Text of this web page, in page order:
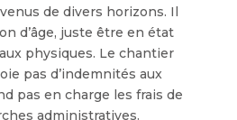
de divers horizons. Il
d’âge, juste être en état
physiques. Le chantier
pas d’indemnités aux
pas en charge les frais de
administratives.